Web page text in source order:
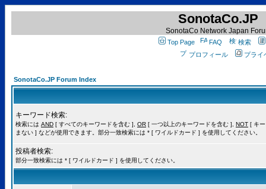
SonotaCo.JP
SonotaCo Network Japan
Top Page FAQ
検索
プロフィール
プライ
SonotaCo.JP Forum Index
キーワード検索:
検索には AND [ すべてのキーワードを含む ], OR [ 一つ以上のキーワードを含む ], NOT [ キ
まない ] などが使用できます。部分一致検索には * [ ワイルドカード ] を使用してください。
投稿者検索:
部分一致検索には * [ ワイルドカード ] を使用してください。